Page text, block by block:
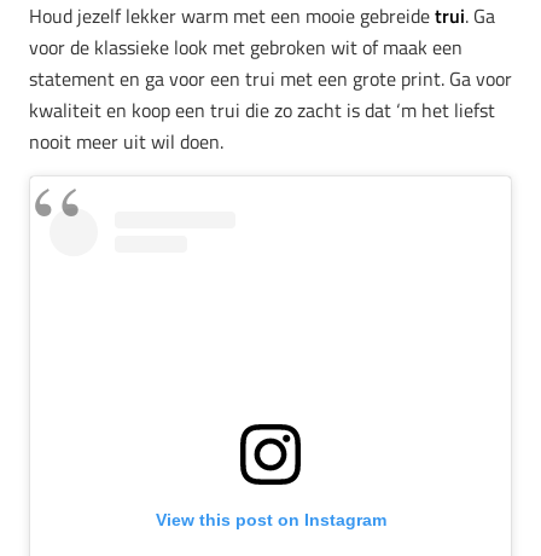
Houd jezelf lekker warm met een mooie gebreidetrui. Ga
voor de klassieke look met gebroken wit of maak een
statement en ga voor een trui met een grote print. Ga voor
kwaliteit en koop een trui die zo zacht is dat ‘m het liefst
nooit meer uit wil doen.
View this post on Instagram